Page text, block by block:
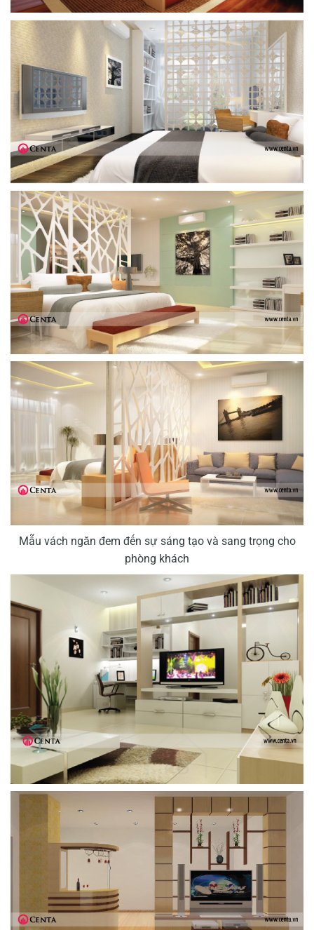
Mẫu vách ngăn đem đến sự sáng tạo và sang trọng cho
phòng khách